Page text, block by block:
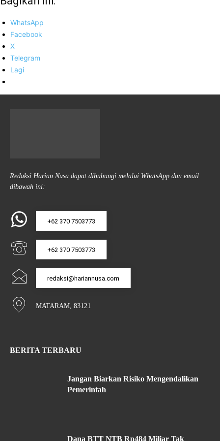
WhatsApp
Facebook
X
Telegram
Lagi
Redaksi Harian Nusa dapat dihubungi melalui WhatsApp dan email
dibawah ini:
+62 370 7503773
+62 370 7503773
redaksi@hariannusa.com
MATARAM, 83121
BERITA TERBARU
Jangan Biarkan Risiko Mengendalikan
Pemerintah
Dana BTT NTB Rp484 Miliar Tak